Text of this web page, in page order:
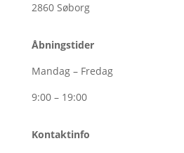
2860 Søborg
Åbningstider
Mandag – Fredag
9:00 – 19:00
Kontaktinfo